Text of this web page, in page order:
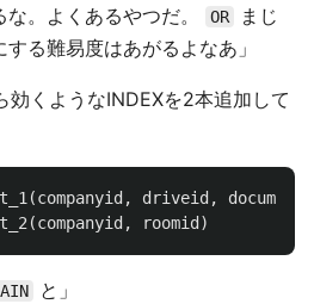
。よくあるやつだ。
OR
まじ
る難易度はあがるよなあ」
効くようなINDEXを2本追加して
(companyid , driveid ,
(companyid , roomid )
と」